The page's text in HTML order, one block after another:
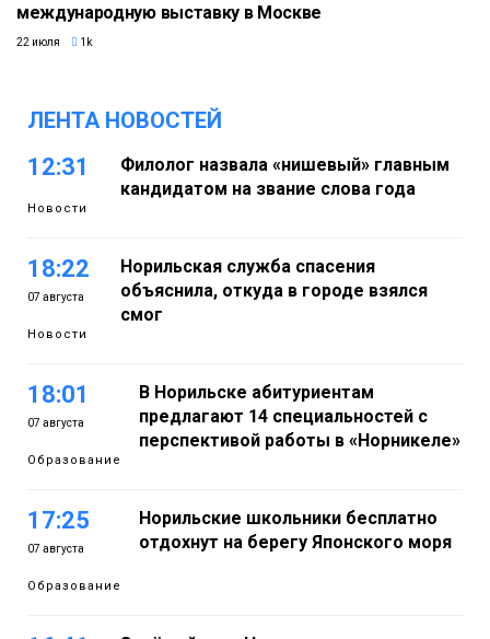
международную выставку в Москве
22 июля 1k
ЛЕНТА НОВОСТЕЙ
12:31
Новости
Филолог назвала «нишевый» главным
кандидатом на звание слова года
18:22
07 августа
Новости
Норильская служба спасения
объяснила, откуда в городе взялся
смог
18:01
07 августа
Образование
В Норильске абитуриентам
предлагают 14 специальностей с
перспективой работы в «Норникеле»
17:25
07 августа
Образование
Норильские школьники бесплатно
отдохнут на берегу Японского моря